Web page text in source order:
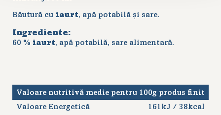
Băutură cu iaurt, apă potabilă și sare.
Ingrediente:
60 % iaurt, apă potabilă, sare alimentară.
Valoare nutritivă medie pentru 100g produs finit
Valoare Energetică
161kJ / 38kcal